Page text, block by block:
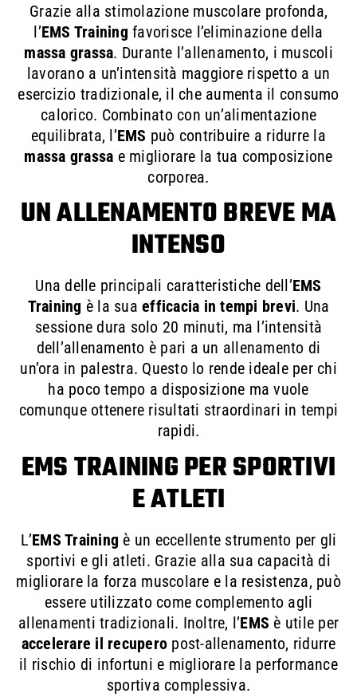
Grazie alla stimolazione muscolare profonda,
l’EMS Training favorisce l’eliminazione della
massa grassa. Durante l’allenamento, i muscoli
lavorano a un’intensità maggiore rispetto a un
esercizio tradizionale, il che aumenta il consumo
calorico. Combinato con un’alimentazione
equilibrata, l’EMS può contribuire a ridurre la
massa grassa e migliorare la tua composizione
corporea.
UN ALLENAMENTO BREVE MA
INTENSO
Una delle principali caratteristiche dell’EMS
Training è la suaefficacia in tempi brevi. Una
sessione dura solo 20 minuti, ma l’intensità
dell’allenamento è pari a un allenamento di
un’ora in palestra. Questo lo rende ideale per chi
ha poco tempo a disposizione ma vuole
comunque ottenere risultati straordinari in tempi
rapidi.
EMS TRAINING PER SPORTIVI
E ATLETI
L’EMS Training è un eccellente strumento per gli
sportivi e gli atleti. Grazie alla sua capacità di
migliorare la forza muscolare e la resistenza, può
essere utilizzato come complemento agli
allenamenti tradizionali. Inoltre, l’EMS è utile per
accelerare il recupero post-allenamento, ridurre
il rischio di infortuni e migliorare la performance
sportiva complessiva.